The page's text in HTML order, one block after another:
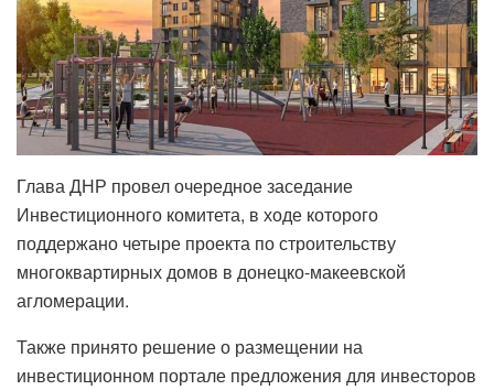
Глава ДНР провел очередное заседание
Инвестиционного комитета, в ходе которого
поддержано четыре проекта по строительству
многоквартирных домов в донецко-макеевской
агломерации.
Также принято решение о размещении на
инвестиционном портале предложения для инвесторов